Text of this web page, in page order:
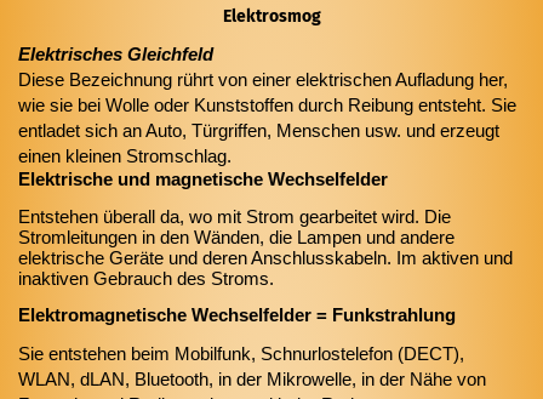
Elektrosmog
Elektrisches Gleichfeld
Diese Bezeichnung rührt von einer elektrischen Aufladung her,
wie sie bei Wolle oder Kunststoffen durch Reibung entsteht. Sie
entladet sich an Auto, Türgriffen, Menschen usw. und erzeugt
einen kleinen Stromschlag.
Elektrische und magnetische Wechselfelder
Entstehen überall da, wo mit Strom gearbeitet wird. Die
Stromleitungen in den Wänden, die Lampen und andere
elektrische Geräte und deren Anschlusskabeln. Im aktiven und
inaktiven Gebrauch des Stroms.
Elektromagnetische Wechselfelder = Funkstrahlung
Sie entstehen beim Mobilfunk, Schnurlostelefon (DECT),
WLAN, dLAN, Bluetooth, in der Mikrowelle, in der Nähe von